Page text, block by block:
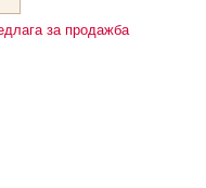
за продажба